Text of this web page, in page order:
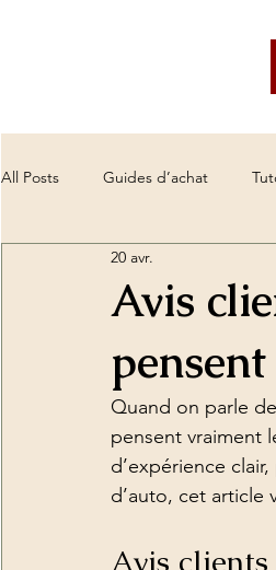
All Posts Guides d’achat
meilleur outil diagnostic auto
Autel vs Delphi diagnostic
supprimer défaut voyant moteur
Avis
20 avr.
Quand on parle
pensent vraiment
d’expérience
d’auto, cet article
Avis clients